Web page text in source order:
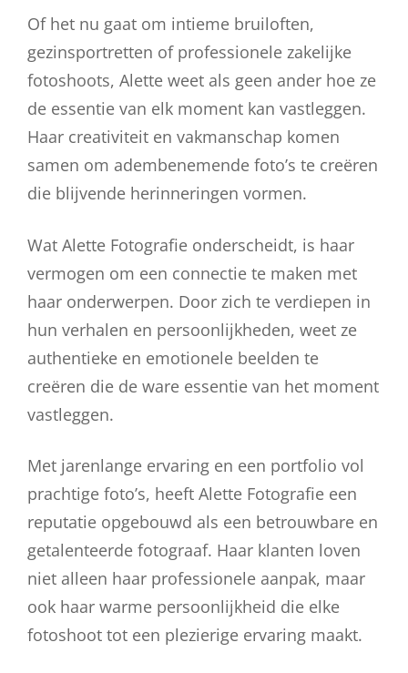
Of het nu gaat om intieme bruiloften,
gezinsportretten of professionele zakelijke
fotoshoots, Alette weet als geen ander hoe ze
de essentie van elk moment kan vastleggen.
Haar creativiteit en vakmanschap komen
samen om adembenemende foto’s te creëren
die blijvende herinneringen vormen.
Wat Alette Fotografie onderscheidt, is haar
vermogen om een connectie te maken met
haar onderwerpen. Door zich te verdiepen in
hun verhalen en persoonlijkheden, weet ze
authentieke en emotionele beelden te
creëren die de ware essentie van het moment
vastleggen.
Met jarenlange ervaring en een portfolio vol
prachtige foto’s, heeft Alette Fotografie een
reputatie opgebouwd als een betrouwbare en
getalenteerde fotograaf. Haar klanten loven
niet alleen haar professionele aanpak, maar
ook haar warme persoonlijkheid die elke
fotoshoot tot een plezierige ervaring maakt.